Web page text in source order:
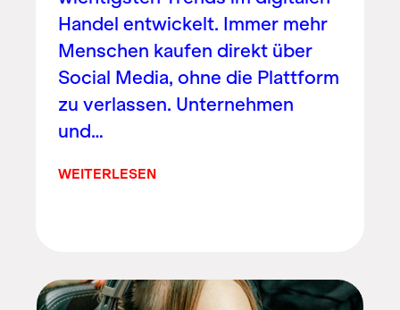
Handel entwickelt. Immer mehr
Menschen kaufen direkt über
Social Media, ohne die Plattform
zu verlassen. Unternehmen
und…
WEITERLESEN